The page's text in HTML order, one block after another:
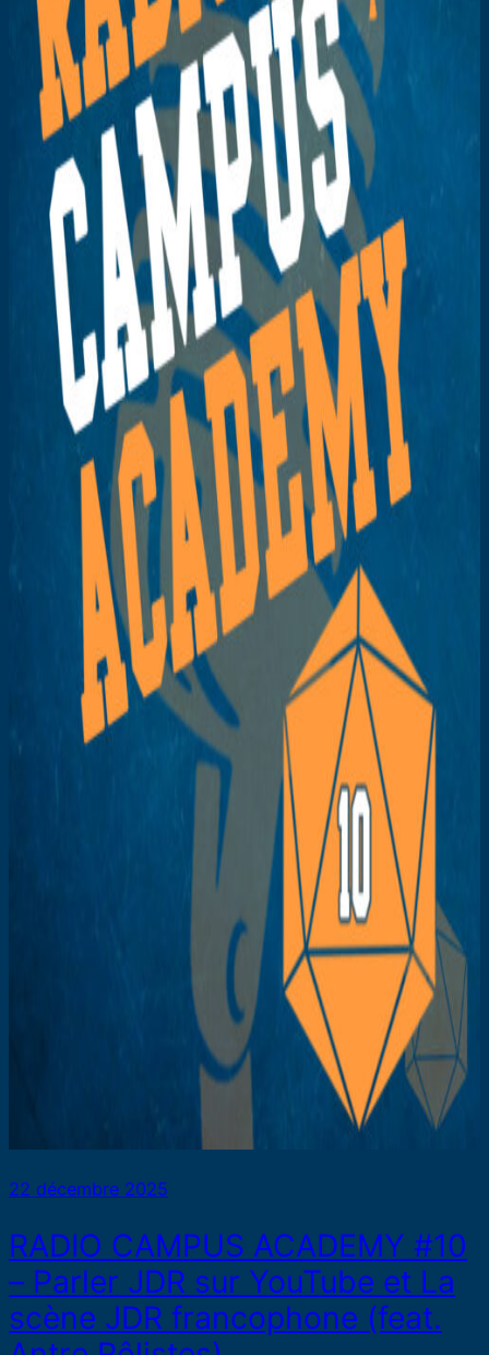
22 décembre 2025
RADIO CAMPUS ACADEMY #10
– Parler JDR sur YouTube et La
scène JDR francophone (feat.